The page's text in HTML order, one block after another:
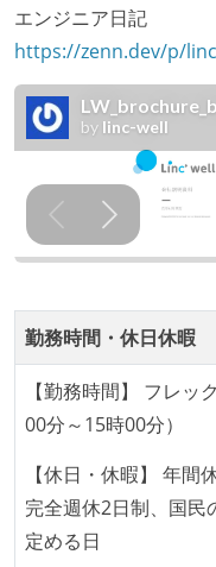
タスクの見積も
全体のスケジュー
ながら、納期また
コード品質向上
本番にデプロイさ
「リファクタリン
観をメンバー全員
いる
何らかのコーディ
うにしている
提出されたコード
が実行される環境
エンジニア日記
https://zenn.dev/p/
勤務時間・休日休暇
【勤務時間】 フレ
00分～15時00分）
【休日・休暇】 年間
完全週休2日制、国民
定める日